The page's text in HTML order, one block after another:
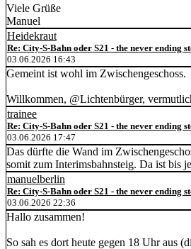
Viele Grüße
Manuel
Heidekraut
Re: City-S-Bahn oder S21 - the never ending
03.06.2026 16:43
Gemeint ist wohl im Zwischengeschoss.
Willkommen, @Lichtenbürger,
trainee
Re: City-S-Bahn oder S21 - the never ending
03.06.2026 17:47
Das dürfte die Wand im
somit zum Interimsbahnsteig. Da ist bis
manuelberlin
Re: City-S-Bahn oder S21 - the never ending
03.06.2026 22:36
Hallo zusammen!
So sah es dort heute gegen 18 Uhr aus